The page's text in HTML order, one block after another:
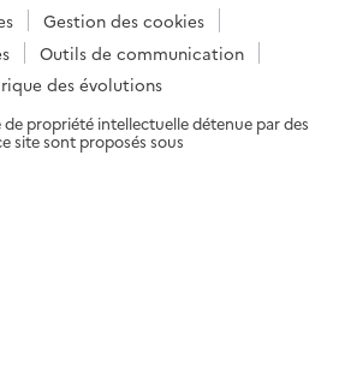
Gestion des cookies
Outils de communication
des évolutions
propriété intellectuelle détenue par des
site sont proposés sous